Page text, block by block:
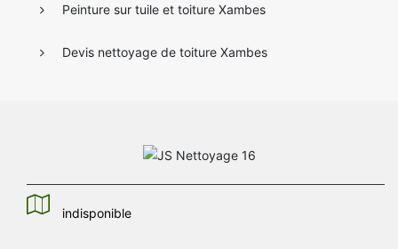
Peinture sur tuile et toiture Xambes
Devis nettoyage de toiture Xambes
indisponible